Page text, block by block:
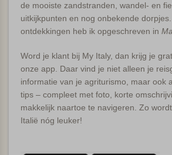
de mooiste zandstranden, wandel- en
uitkijkpunten en nog onbekende dorpjes.
ontdekkingen heb ik opgeschreven in
Word je klant bij My Italy, dan krijg je
onze app. Daar vind je niet alleen je
informatie van je agriturismo, maar ook
tips – compleet met foto, korte
makkelijk naartoe te navigeren. Zo
Italië nóg leuker!